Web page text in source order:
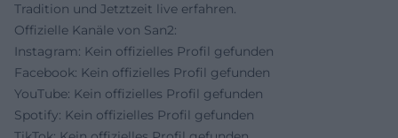
Tradition und Jetztzeit live erfahren.
Offizielle Kanäle von San2:
Instagram: Kein offizielles Profil gefunden
Facebook: Kein offizielles Profil gefunden
YouTube: Kein offizielles Profil gefunden
Spotify: Kein offizielles Profil gefunden